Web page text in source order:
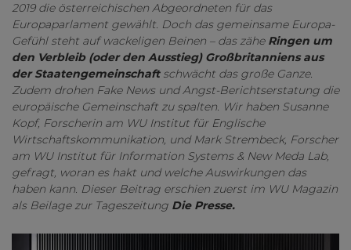
2019 die österreichischen Abgeordneten für das
Europaparlament gewählt. Doch das gemeinsame Europa-
Gefühl steht auf wackeligen Beinen – das zähe Ringen um
den Verbleib (oder den Ausstieg) Großbritanniens aus
der Staatengemeinschaftschwächt das große Ganze.
Zudem drohen Fake News und Angst-Berichtserstatung die
europäische Gemeinschaft zu spalten. Wir haben Susanne
Kopf, Forscherin am WU Institut für Englische
Wirtschaftskommunikation, und Mark Strembeck, Forscher
am WU Institut für Information Systems & New Meda Lab,
gefragt, woran es hakt und welche Auswirkungen das
haben kann. Dieser Beitrag erschien zuerst im WU Magazin
als Beilage zur Tageszeitung Die Presse.